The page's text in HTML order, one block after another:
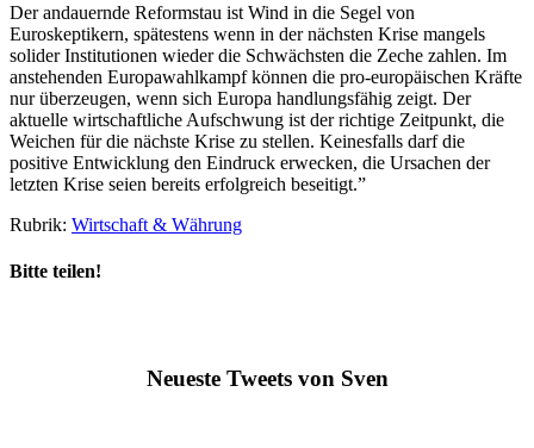
Der andauernde Reformstau ist Wind in die Segel von
Euroskeptikern, spätestens wenn in der nächsten Krise mangels
solider Institutionen wieder die Schwächsten die Zeche zahlen. Im
anstehenden Europawahlkampf können die pro-europäischen Kräfte
nur überzeugen, wenn sich Europa handlungsfähig zeigt. Der
aktuelle wirtschaftliche Aufschwung ist der richtige Zeitpunkt, die
Weichen für die nächste Krise zu stellen. Keinesfalls darf die
positive Entwicklung den Eindruck erwecken, die Ursachen der
letzten Krise seien bereits erfolgreich beseitigt.”
Rubrik: Wirtschaft & Währung
Bitte teilen!
Neueste Tweets von Sven